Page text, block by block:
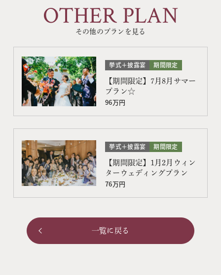
OTHER PLAN
その他のプランを見る
挙式＋披露宴 期間限定
【期間限定】7月8月サマー
プラン☆
96万円
挙式＋披露宴 期間限定
【期間限定】1月2月ウィン
ターウェディングプラン
76万円
一覧に戻る